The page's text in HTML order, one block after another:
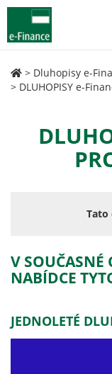
> Dluhopisy e-
> DLUHOPISY e-
Tato
V
NABÍDCE
JEDNOLETÉ